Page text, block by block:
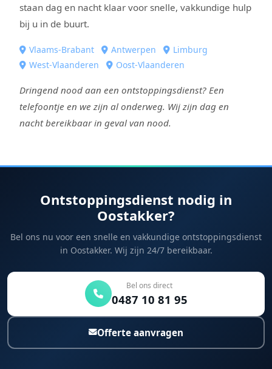
staan dag en nacht klaar voor snelle, vakkundige hulp
bij u in de buurt.
Vlaams-Brabant Antwerpen
Limburg
West-Vlaanderen
Oost-Vlaanderen
Dringend nood aan een ontstoppingsdienst? Een
telefoontje en we zijn al onderweg. Wij zijn dag en
nacht bereikbaar in geval van nood.
Ontstoppingsdienst nodig in
Oostakker?
Bel ons nu voor een snelle en vakkundige ontstoppingsdienst
in Oostakker. Wij zijn 24/7 bereikbaar.
Bel ons direct
0487 10 81 95
Offerte aanvragen